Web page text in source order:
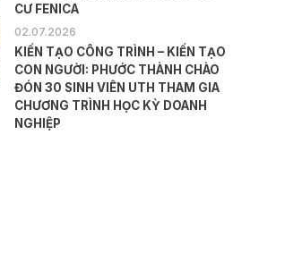
CƯ FENICA
02.07.2026
KIẾN TẠO CÔNG TRÌNH – KIẾN TẠO
CON NGƯỜI: PHƯỚC THÀNH CHÀO
ĐÓN 30 SINH VIÊN UTH THAM GIA
CHƯƠNG TRÌNH HỌC KỲ DOANH
NGHIỆP